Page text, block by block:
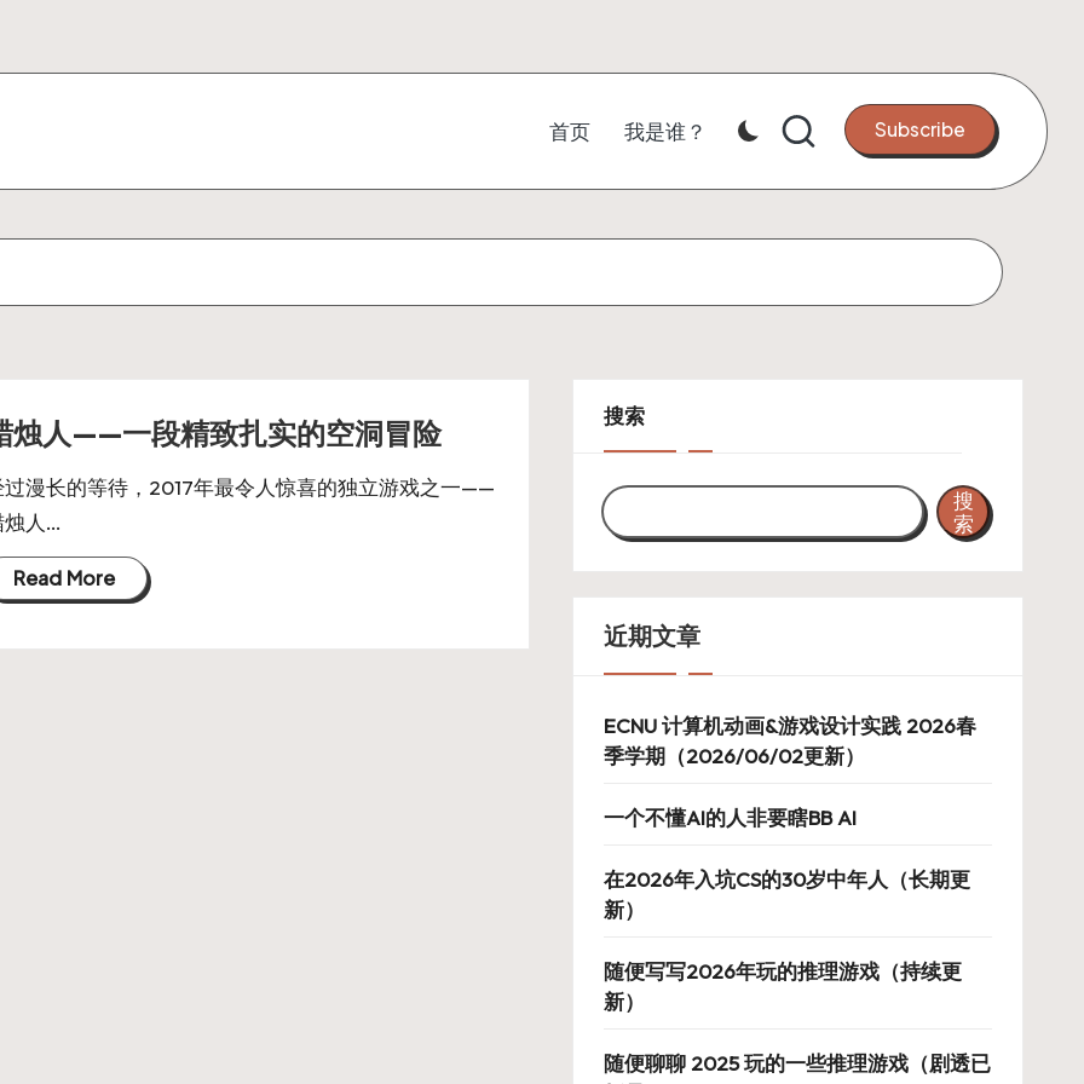
首页 我是谁？ Subscribe
烛人——一段精致扎实的空洞冒险
过漫长的等待，2017年最令人惊喜的独立游戏之一——
烛人…
Read More
搜索
搜
索
近期文章
ECNU 计算机动画&游戏设计实践 2026春
季学期（2026/06/02更新）
一个不懂AI的人非要瞎BB AI
在2026年入坑CS的30岁中年人（长期更
新）
随便写写2026年玩的推理游戏（持续更
新）
随便聊聊 2025 玩的一些推理游戏（剧透已